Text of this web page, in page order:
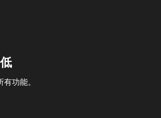
功能。